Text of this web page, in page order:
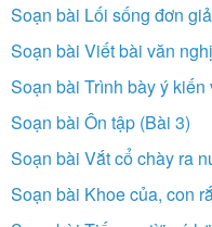
Soạn bài Lối sống đơn
Soạn bài Viết bài văn
Soạn bài Trình bày ý kiến
Soạn bài Ôn tập (Bài 3)
Soạn bài Vắt cổ chày ra
Soạn bài Khoe của, con